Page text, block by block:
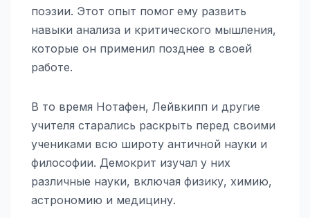
поэзии. Этот опыт помог ему развить
навыки анализа и критического мышления,
которые он применил позднее в своей
работе.
В то время Нотафен, Лейвкипп и другие
учителя старались раскрыть перед своими
учениками всю широту античной науки и
философии. Демокрит изучал у них
различные науки, включая физику, химию,
астрономию и медицину.